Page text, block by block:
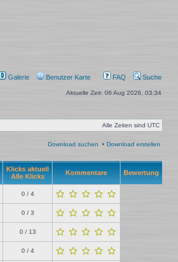
Galerie Benutzer Karte FAQ Suche
Aktuelle Zeit: 06 Aug 2026, 03:34
Alle Zeiten sind UTC
Download suchen • Download erstellen
Klicks aktuell
Alle Klicks
Kommentare Bewertung
0 / 4
0 / 3
0 / 13
0 / 4